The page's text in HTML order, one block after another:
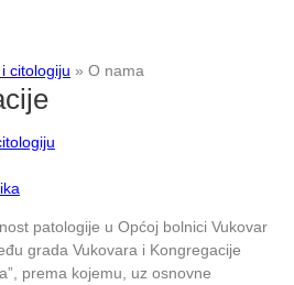
citologiju » O nama
patologije u Općoj bolnici Vukovar
grada Vukovara i Kongregacije
prema kojemu, uz osnovne